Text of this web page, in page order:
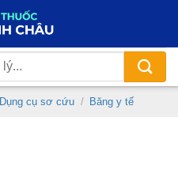
Dụng cụ sơ cứu / Băng y tế